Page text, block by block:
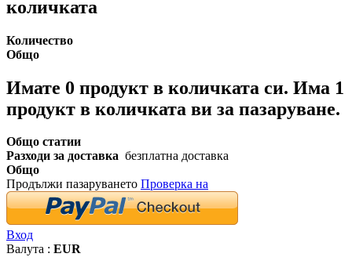
количката
Количество
Общо
Имате 0 продукт в количката си. Има 1
продукт в количката ви за пазаруване.
Общо статии
Разходи за доставка безплатна доставка
Общо
Продължи пазаруването Проверка на
Вход
Валута : EUR